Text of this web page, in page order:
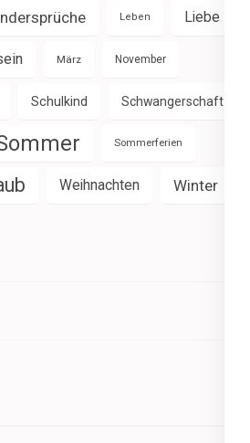
Leben Liebe
März November
Schulkind Schwangerschaft
Sommerferien
Weihnachten Winter